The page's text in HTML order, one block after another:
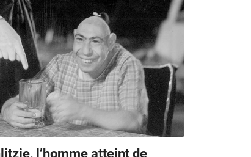
l’homme atteint de